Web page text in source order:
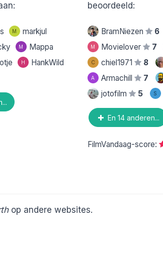
M markjul
M Mappa
H HankWild
beoordeeld:
BramNiezen 6
M Movielover 7
C chiel1971 8
A Armachill 7
jotofilm
5 S
En 14 anderen...
FilmVandaag-score:
op andere websites.